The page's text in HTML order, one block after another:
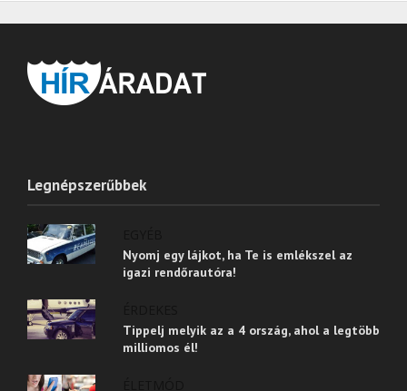
Legnépszerűbbek
Nyomj egy lájkot, ha Te is emlékszel az
igazi rendőrautóra!
Tippelj melyik az a 4 ország, ahol a legtöbb
milliomos él!